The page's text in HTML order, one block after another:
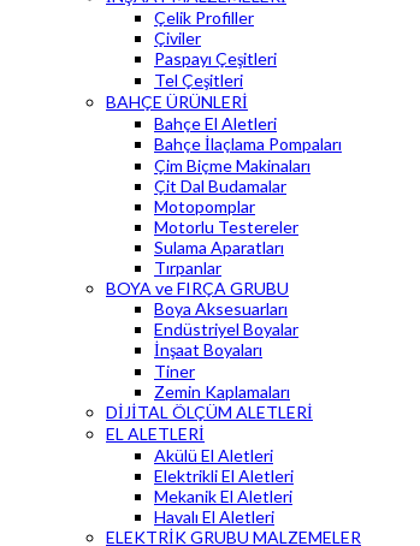
Çelik Profiller
Çiviler
Paspayı Çeşitleri
Tel Çeşitleri
BAHÇE ÜRÜNLERİ
Bahçe El Aletleri
Bahçe İlaçlama Pompaları
Çim Biçme Makinaları
Çit Dal Budamalar
Motopomplar
Motorlu Testereler
Sulama Aparatları
Tırpanlar
BOYA ve FIRÇA GRUBU
Boya Aksesuarları
Endüstriyel Boyalar
İnşaat Boyaları
Tiner
Zemin Kaplamaları
DİJİTAL ÖLÇÜM ALETLERİ
EL ALETLERİ
Akülü El Aletleri
Elektrikli El Aletleri
Mekanik El Aletleri
Havalı El Aletleri
ELEKTRİK GRUBU MALZEMELER